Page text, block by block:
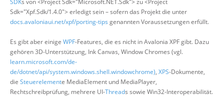
SDKs von <Project Sdk="Microsoft.NET.Sdk"> zu <Project
Sdk="Xpf.Sdk/1.4.0"> erledigt sein – sofern das Projekt die unter
docs.avaloniaui.net/xpf/porting-tips genannten Voraussetzungen erfüllt.
Es gibt aber einige WPF-Features, die es nicht in Avalonia XPF gibt. Dazu
gehören 3D-Unterstützung, Ink Canvas, Window Chromes (vgl.
learn.microsoft.com/de-
de/dotnet/api/system.windows.shell.windowchrome), XPS-Dokumente,
die Steuerelemente MediaElement und MediaPlayer,
Rechtschreibprüfung, mehrere UI-Threads sowie Win32-Interoperabilität.